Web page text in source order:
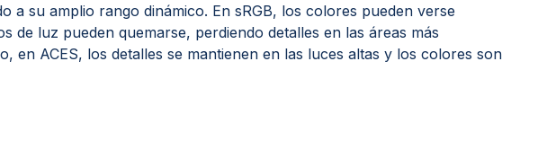
a su amplio rango dinámico. En sRGB, los colores pueden verse
de luz pueden quemarse, perdiendo detalles en las áreas más
en ACES, los detalles se mantienen en las luces altas y los colores son